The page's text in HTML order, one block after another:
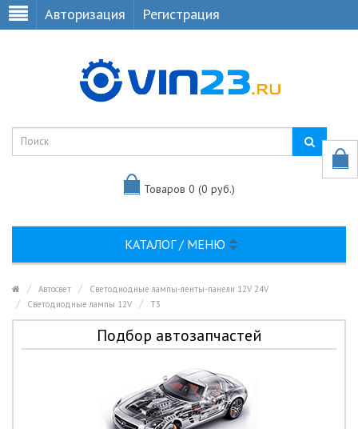
Авторизация Регистрация
Товаров 0 (0 руб.)
КАТАЛОГ / МЕНЮ
Автосвет
Светодиодные лампы-ленты-панели 12V 24V
Светодиодные лампы 12V
T3
Подбор автозапчастей